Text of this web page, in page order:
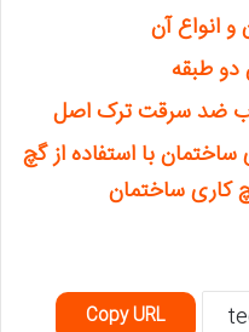
انواع آن
دو طبقه
ضد سرقت ترک اصل
با استفاده از گچ
کاری ساختمان
Copy URL